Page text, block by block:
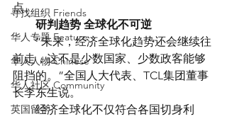
寻找组织 Friends
华人专题 Feature
华人人物 Chinese
华人社区 Community
英国留学
点。
研判趋势 全球化不可逆
“未来，经济全球化趋势还会继续往
前走，这不是少数国家、少数政客能够
阻挡的。”全国人大代表、TCL集团董事
长李东生说。
经济全球化不仅符合各国切身利